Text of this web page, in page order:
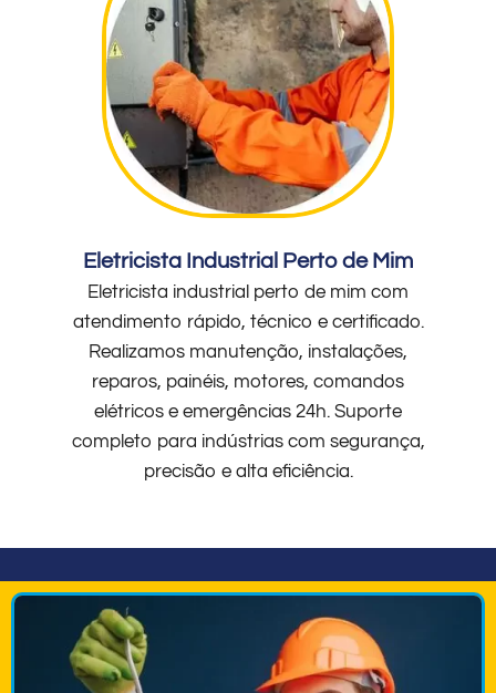
Eletricista Industrial Perto de Mim
Eletricista industrial perto de mim com
atendimento rápido, técnico e certificado.
Realizamos manutenção, instalações,
reparos, painéis, motores, comandos
elétricos e emergências 24h. Suporte
completo para indústrias com segurança,
precisão e alta eficiência.